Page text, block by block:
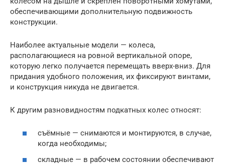
обеспечивающими дополнительную подвижность
конструкции.
Наиболее актуальные модели — колеса,
располагающиеся на ровной вертикальной опоре,
которую легко получается перемещать вверх-вниз. Для
придания удобного положения, их фиксируют винтами,
и конструкция никуда не двигается.
К другим разновидностям подкатных колес относят:
съёмные — снимаются и монтируются, в случае,
когда необходимы;
складные — в рабочем состоянии обеспечивают